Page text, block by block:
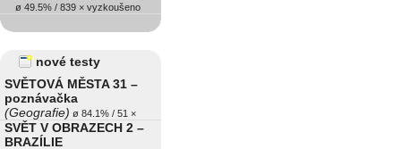
ø 49.5% / 839 × vyzkoušeno
nové testy
SVĚTOVÁ MĚSTA 31 –
poznávačka
(Geografie) ø 84.1% / 51 ×
SVĚT V OBRAZECH 2 –
BRAZÍLIE